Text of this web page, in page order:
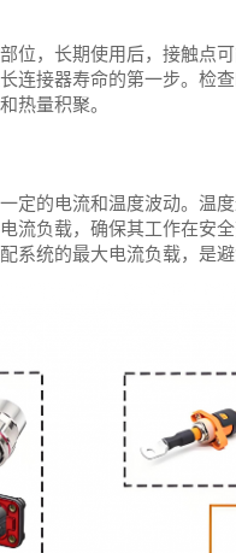
位，长期使用后，接触点
连接器寿命的第一步。检
热量积聚。
定的电流和温度波动。温
流负载，确保其工作在安
系统的最大电流负载，是避